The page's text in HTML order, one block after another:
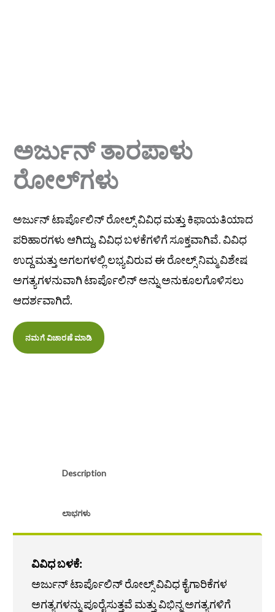
ಅರ್ಜುನ್ ತಾರಪಾಳು
ರೋಲ್‌ಗಳು
ಅರ್ಜುನ್ ಟಾರ್ಪೊಲಿನ್ ರೋಲ್ಸ್ ವಿವಿಧ ಮತ್ತು ಕಿಫಾಯತಿಯಾದ
ಪರಿಹಾರಗಳು ಆಗಿದ್ದು, ವಿವಿಧ ಬಳಕೆಗಳಿಗೆ ಸೂಕ್ತವಾಗಿವೆ. ವಿವಿಧ
ಉದ್ದ ಮತ್ತು ಅಗಲಗಳಲ್ಲಿ ಲಭ್ಯವಿರುವ ಈ ರೋಲ್ಸ್ ನಿಮ್ಮ ವಿಶೇಷ
ಅಗತ್ಯಗಳನುವಾಗಿ ಟಾರ್ಪೊಲಿನ್ ಅನ್ನು ಅನುಕೂಲಗೊಳಿಸಲು
ಆದರ್ಶವಾಗಿದೆ.
ನಮಗೆ ವಿಚಾರಣೆ ಮಾಡಿ
Description
ಲಾಭಗಳು
ವಿವಿಧ ಬಳಕೆ:
ಅರ್ಜುನ್ ಟಾರ್ಪೊಲಿನ್ ರೋಲ್ಸ್ ವಿವಿಧ ಕೈಗಾರಿಕೆಗಳ
ಅಗತ್ಯಗಳನ್ನು ಪೂರೈಸುತ್ತವೆ ಮತ್ತು ವಿಭಿನ್ನ ಅಗತ್ಯಗಳಿಗೆ